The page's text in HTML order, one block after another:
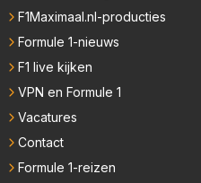
F1Maximaal.nl-producties
Formule 1-nieuws
F1 live kijken
VPN en Formule 1
Vacatures
Contact
Formule 1-reizen